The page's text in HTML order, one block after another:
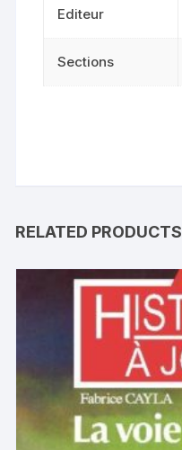
Editeur
Sections
RELATED PRODUCTS